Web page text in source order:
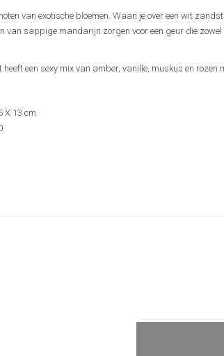
van exotische bloemen. Waan je over een wit
van sappige mandarijn zorgen voor een geur die
heeft een sexy mix van amber, vanille, muskus en
X 13 cm